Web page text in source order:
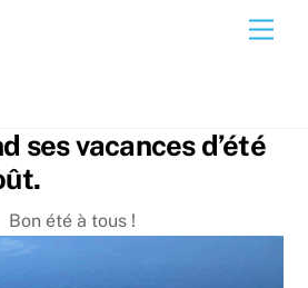
ses vacances d’été
Bon été à tous !